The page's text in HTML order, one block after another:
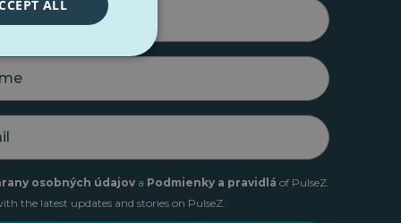
osobných údajov a Podmienky a pravidlá of PulseZ.
the latest updates and stories on PulseZ.
ALL